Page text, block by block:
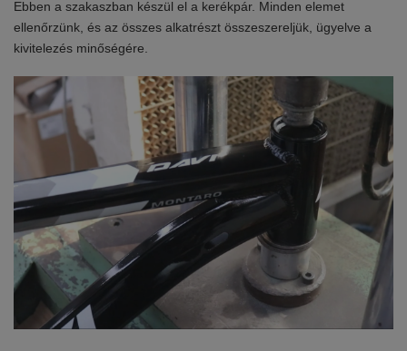
Ebben a szakaszban készül el a kerékpár. Minden elemet
ellenőrzünk, és az összes alkatrészt összeszereljük, ügyelve a
kivitelezés minőségére.